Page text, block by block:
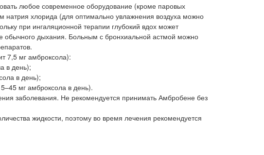
любое современное оборудование (кроме паровых
натрия хлорида (для оптимально увлажнения воздуха можно
при ингаляционной терапии глубокий вдох может
обычного дыхания. Больным с бронхиальной астмой можно
7,5 мг амброксола):
в день);
в день);
мг амброксола в день).
заболевания. Не рекомендуется принимать Амбробене без
жидкости, поэтому во время лечения рекомендуется